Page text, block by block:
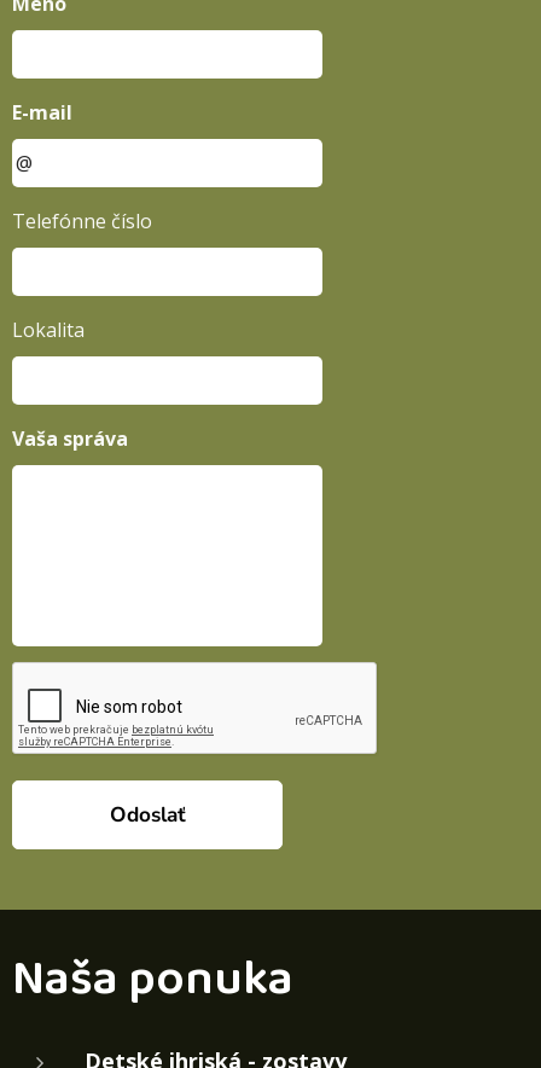
E-mail
Telefónne číslo
Lokalita
Vaša správa
Odoslať
Naša ponuka
Detské ihriská - zostavy